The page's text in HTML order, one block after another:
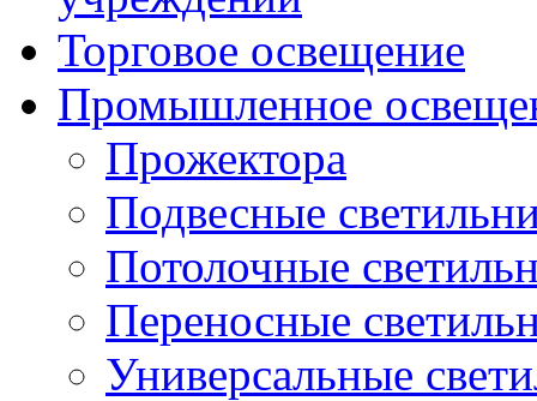
Торговое освещение
Промышленное
Прожектора
Подвесные
Потолочные
Переносные
Универсальные